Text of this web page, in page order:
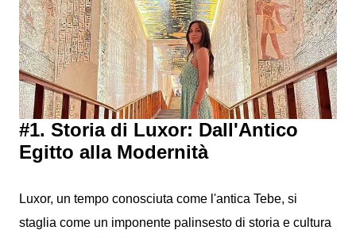
#1. Storia di Luxor: Dall'Antico
Egitto alla Modernità
Luxor, un tempo conosciuta come l'antica Tebe, si
staglia come un imponente palinsesto di storia e cultura